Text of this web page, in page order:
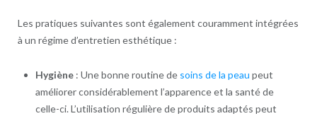
Les pratiques suivantes sont également couramment intégrées
à un régime d’entretien esthétique :
Hygiène: Une bonne routine de soins de la peau peut
améliorer considérablement l’apparence et la santé de
celle-ci. L’utilisation régulière de produits adaptés peut